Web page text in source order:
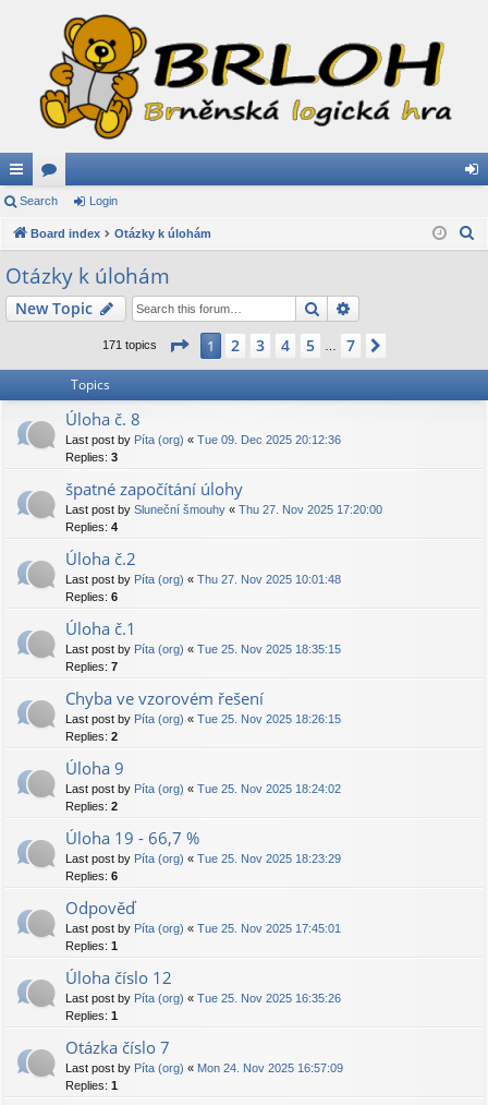
ui
ck
lin
ks
or
u
s
in
Search Login
Board index Otázky k úlohám
Otázky k úlohám
New Topic Search
171 topics Page 1of7
1 2 3 4 5 7
Topics
Úloha č. 8
Last post by Píta (org) « Tue 09. Dec 2025 20:12:36
Replies: 3
špatné započítání úlohy
Last post by Sluneční šmouhy « Thu 27. Nov 2025 17:20:00
Replies: 4
Úloha č.2
Last post by Píta (org) « Thu 27. Nov 2025 10:01:48
Replies: 6
Úloha č.1
Last post by Píta (org) « Tue 25. Nov 2025 18:35:15
Replies: 7
Chyba ve vzorovém řešení
Last post by Píta (org) « Tue 25. Nov 2025 18:26:15
Replies: 2
Úloha 9
Last post by Píta (org) « Tue 25. Nov 2025 18:24:02
Replies: 2
Úloha 19 - 66,7 %
Last post by Píta (org) « Tue 25. Nov 2025 18:23:29
Replies: 6
Odpověď
Last post by Píta (org) « Tue 25. Nov 2025 17:45:01
Replies: 1
Úloha číslo 12
Last post by Píta (org) « Tue 25. Nov 2025 16:35:26
Replies: 1
Otázka číslo 7
Last post by Píta (org) « Mon 24. Nov 2025 16:57:09
Replies: 1